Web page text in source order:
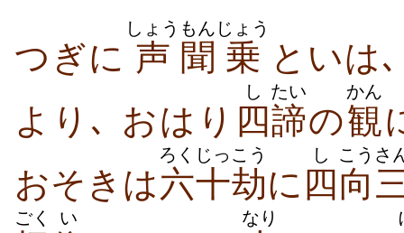
つぎに 声
しょう
聞
もん
乗
じょう
といは
より､ おはり 四
し
諦
たい
の観
かん
おそきは六
ろく
十劫
じっこう
に 四
し
向
こう さ
ごく い なり